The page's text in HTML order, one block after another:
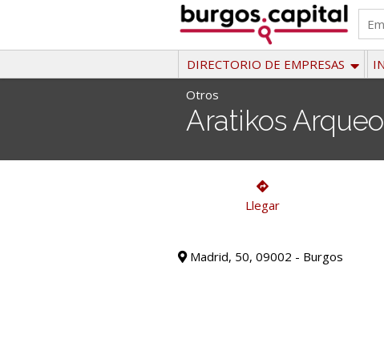
contenido
.
'
DIRECTORIO DE EMPRESAS
Otros
Aratikos
Llegar
Madrid, 50, 09002 - Burgos